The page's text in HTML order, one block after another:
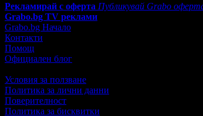
Рекламирай с оферта Публикувай Grabo
Grabo.bg TV реклами
Grabo.bg Начало
Контакти
Помощ
Официален блог
Условия за ползване
Политика за лични данни
Поверителност
Политика за бисквитки